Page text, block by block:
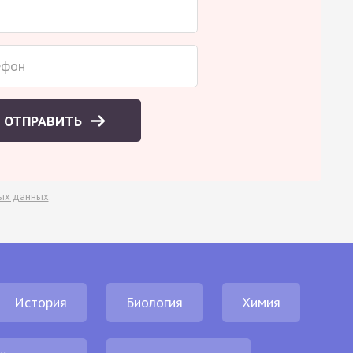
ОТПРАВИТЬ
данных.
История Биология Химия